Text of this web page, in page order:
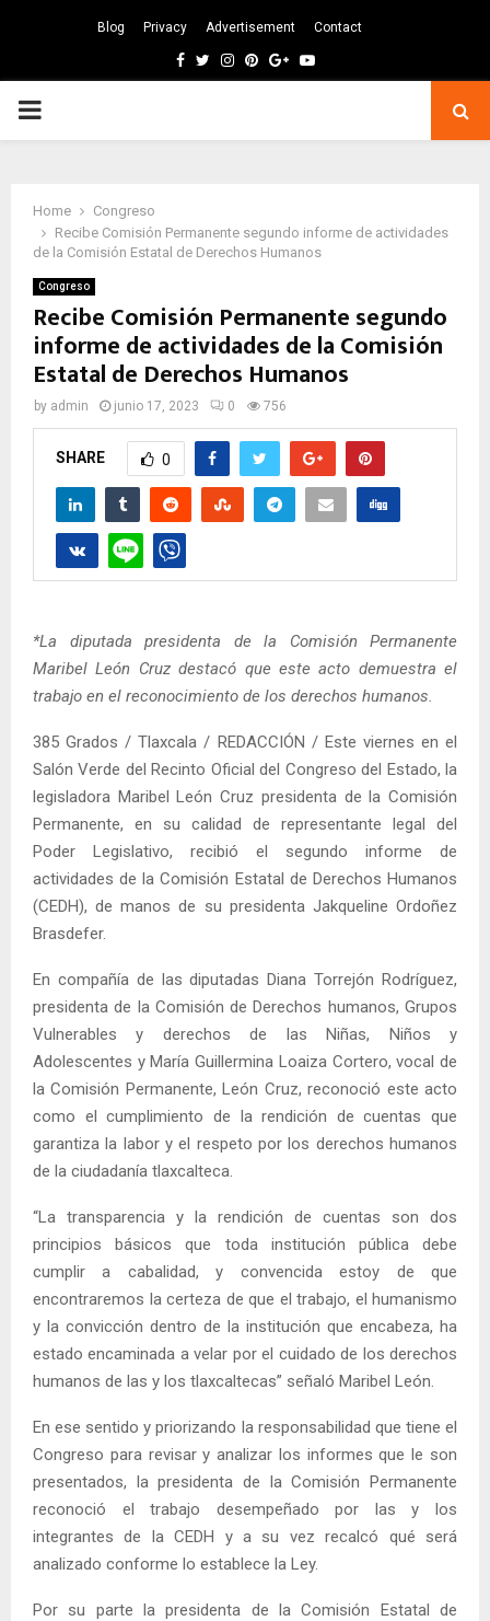
Blog Privacy Advertisement Contact
Facebook
TwitterInstagram
Pinterest
GoogleYoutube
PRIMARY
Home
Congreso
Recibe Comisión Permanente segundo informe de actividades
de la Comisión Estatal de Derechos Humanos
Congreso
Recibe Comisión Permanente segundo
informe de actividades de la Comisión
Estatal de Derechos Humanos
by admin junio 17, 2023 0 756
SHARE 0
*La diputada presidenta de la Comisión Permanente
Maribel León Cruz destacó que este acto demuestra el
trabajo en el reconocimiento de los derechos humanos.
385 Grados / Tlaxcala / REDACCIÓN / Este viernes en el
Salón Verde del Recinto Oficial del Congreso del Estado, la
legisladora Maribel León Cruz presidenta de la Comisión
Permanente, en su calidad de representante legal del
Poder Legislativo, recibió el segundo informe de
actividades de la Comisión Estatal de Derechos Humanos
(CEDH), de manos de su presidenta Jakqueline Ordoñez
Brasdefer.
En compañía de las diputadas Diana Torrejón Rodríguez,
presidenta de la Comisión de Derechos humanos, Grupos
Vulnerables y derechos de las Niñas, Niños y
Adolescentes y María Guillermina Loaiza Cortero, vocal de
la Comisión Permanente, León Cruz, reconoció este acto
como el cumplimiento de la rendición de cuentas que
garantiza la labor y el respeto por los derechos humanos
de la ciudadanía tlaxcalteca.
“La transparencia y la rendición de cuentas son dos
principios básicos que toda institución pública debe
cumplir a cabalidad, y convencida estoy de que
encontraremos la certeza de que el trabajo, el humanismo
y la convicción dentro de la institución que encabeza, ha
estado encaminada a velar por el cuidado de los derechos
humanos de las y los tlaxcaltecas” señaló Maribel León.
En ese sentido y priorizando la responsabilidad que tiene el
Congreso para revisar y analizar los informes que le son
presentados, la presidenta de la Comisión Permanente
reconoció el trabajo desempeñado por las y los
integrantes de la CEDH y a su vez recalcó qué será
analizado conforme lo establece la Ley.
Por su parte la presidenta de la Comisión Estatal de